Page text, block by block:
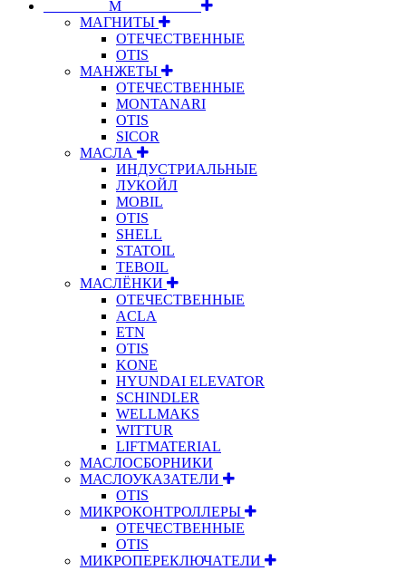
⠀⠀⠀⠀⠀⠀М⠀⠀⠀⠀⠀⠀⠀
МАГНИТЫ
ОТЕЧЕСТВЕННЫЕ
OTIS
МАНЖЕТЫ
ОТЕЧЕСТВЕННЫЕ
MONTANARI
OTIS
SICOR
МАСЛА
ИНДУСТРИАЛЬНЫЕ
ЛУКОЙЛ
MOBIL
OTIS
SHELL
STATOIL
TEBOIL
МАСЛЁНКИ
ОТЕЧЕСТВЕННЫЕ
ACLA
ETN
OTIS
KONE
HYUNDAI ELEVATOR
SCHINDLER
WELLMAKS
WITTUR
LIFTMATERIAL
МАСЛОСБОРНИКИ
МАСЛОУКАЗАТЕЛИ
OTIS
МИКРОКОНТРОЛЛЕРЫ
ОТЕЧЕСТВЕННЫЕ
OTIS
МИКРОПЕРЕКЛЮЧАТЕЛИ